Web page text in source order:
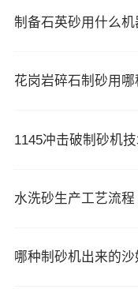
制备石英砂用什么
花岗岩碎石制砂用哪
1145冲击破制砂机
水洗砂生产工艺流
哪种制砂机出来的沙